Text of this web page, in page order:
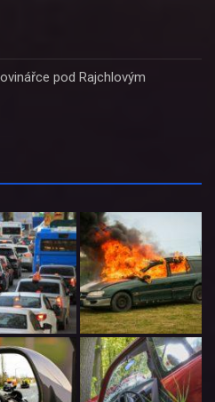
pod Rajchlovým